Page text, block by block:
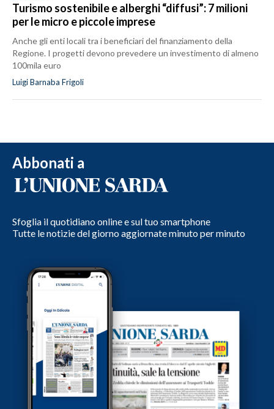
Turismo sostenibile e alberghi “diffusi”: 7 milioni
per le micro e piccole imprese
Anche gli enti locali tra i beneficiari del finanziamento della
Regione. I progetti devono prevedere un investimento di almeno
100mila euro
Luigi Barnaba Frigoli
Abbonati a
Sfoglia il quotidiano online e sul tuo smartphone
Tutte le notizie del giorno aggiornate minuto per minuto